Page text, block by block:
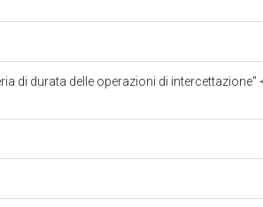
di durata delle operazioni di intercettazione"